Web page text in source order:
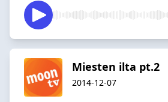
Miesten ilta pt.2
2014-12-07